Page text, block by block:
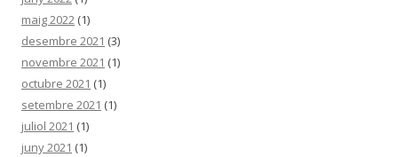
maig 2022 (1)
desembre 2021 (3)
novembre 2021 (1)
octubre 2021 (1)
setembre 2021 (1)
juliol 2021 (1)
juny 2021 (1)